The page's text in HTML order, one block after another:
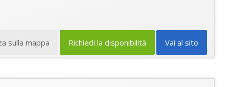
Vai al sito
Richiedi la disponibilità
sulla mappa